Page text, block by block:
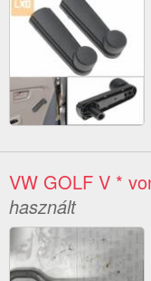
VW GOLF V *
használt